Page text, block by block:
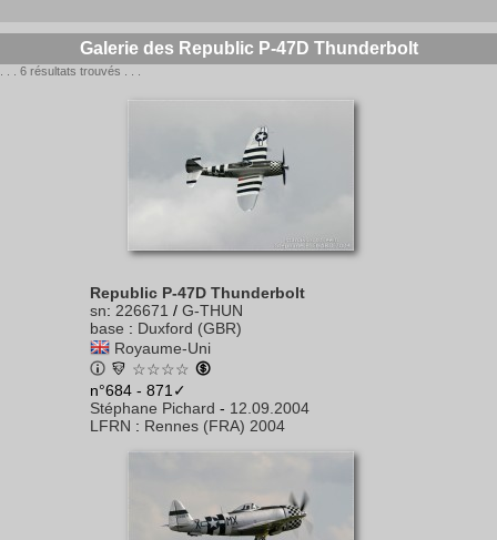
Galerie des Republic P-47D Thunderbolt
. . . 6 résultats trouvés . . .
Republic P-47D Thunderbolt
sn: 226671 / G-THUN
base : Duxford (GBR)
Royaume-Uni
☆☆☆☆
n°684 - 871✓
Stéphane Pichard - 12.09.2004
LFRN : Rennes (FRA) 2004